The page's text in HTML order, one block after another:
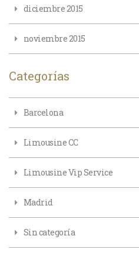
diciembre 2015
noviembre 2015
Categorías
Barcelona
Limousine CC
Limousine Vip Service
Madrid
Sin categoría